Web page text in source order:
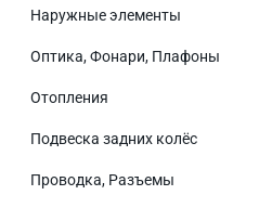
Наружные элементы
Оптика, Фонари, Плафоны
Отопления
Подвеска задних колёс
Проводка, Разъемы